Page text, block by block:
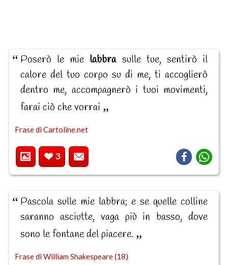
Poserò le mie labbrasulle tue, sentirò il
calore del tuo corpo su di me, ti accoglierò
dentro me, accompagnerò i tuoi movimenti,
farai ciò che vorrai
Frase di Cartoline.net
3
Pascola sulle mie labbra; e se quelle colline
saranno asciutte, vaga più in basso, dove
sono le fontane del piacere.
Frase di William Shakespeare (18)